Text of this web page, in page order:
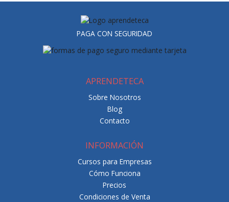
PAGA CON SEGURIDAD
APRENDETECA
Sobre Nosotros
Blog
Contacto
INFORMACIÓN
Cursos para Empresas
Cómo Funciona
Precios
Condiciones de Venta